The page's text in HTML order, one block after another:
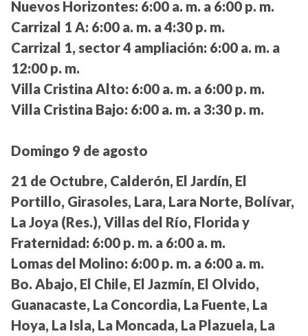
Nuevos Horizontes: 6:00 a. m. a 6:00 p. m.
Carrizal 1 A: 6:00 a. m. a 4:30 p. m.
Carrizal 1, sector 4 ampliación: 6:00 a. m. a
12:00 p. m.
Villa Cristina Alto: 6:00 a. m. a 6:00 p. m.
Villa Cristina Bajo: 6:00 a. m. a 3:30 p. m.
Domingo 9 de agosto
21 de Octubre, Calderón, El Jardín, El
Portillo, Girasoles, Lara, Lara Norte, Bolívar,
La Joya (Res.), Villas del Río, Florida y
Fraternidad: 6:00 p. m. a 6:00 a. m.
Lomas del Molino: 6:00 p. m. a 6:00 a. m.
Bo. Abajo, El Chile, El Jazmín, El Olvido,
Guanacaste, La Concordia, La Fuente, La
Hoya, La Isla, La Moncada, La Plazuela, La